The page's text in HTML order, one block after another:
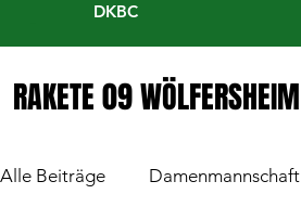
DKBC
RAKETE 09 WÖLFERSHEIM
Alle Beiträge Damenmannschaft